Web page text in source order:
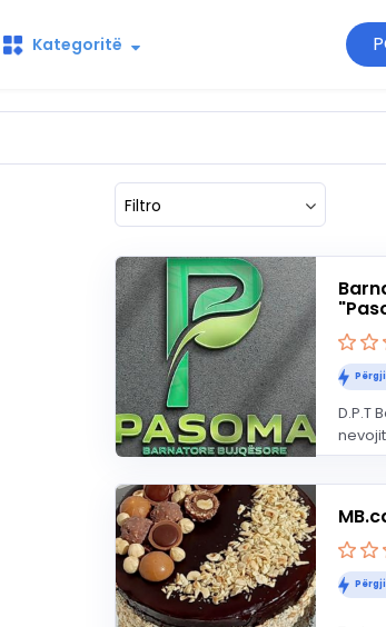
Kategoritë
Filtro
D.P.T